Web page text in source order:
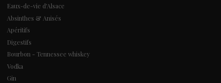
Eaux-de-vie d'Alsace
Absinthes & Anisés
Apéritifs
Digestifs
Bourbon - Tennessee whiskey
Vodka
Gin